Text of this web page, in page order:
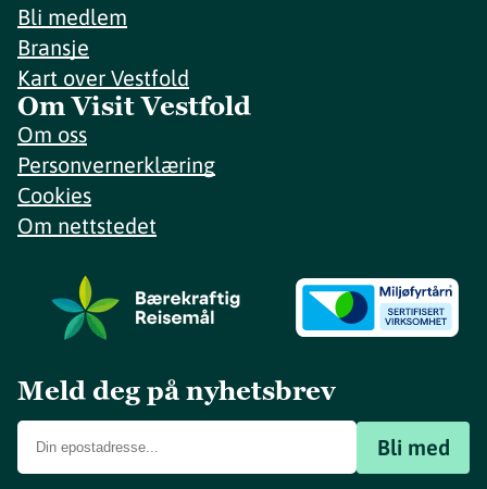
Bli medlem
Bransje
Kart over Vestfold
Om Visit Vestfold
Om oss
Personvernerklæring
Cookies
Om nettstedet
Meld deg på nyhetsbrev
Bli med